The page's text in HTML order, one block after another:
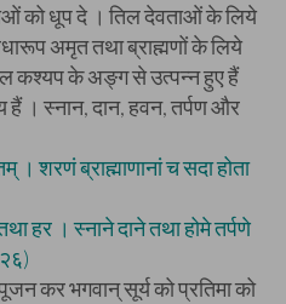
को धूप दे । तिल देवताओं के लिये
अमृत तथा ब्राह्मणों के लिये
कश्यप के अङ्ग से उत्पन्न हुए हैं
हैं । स्नान, दान, हवन, तर्पण और
। शरणं ब्राह्माणानां च सदा होता
हर । स्नाने दाने तथा होमे तर्पणे
कर भगवान् सूर्य को प्रतिमा को